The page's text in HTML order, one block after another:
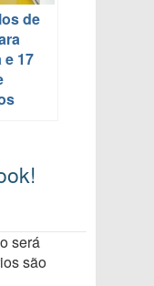
de
17
será
são